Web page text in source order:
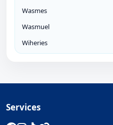
Wasmes
Wasmuel
Wiheries
Services